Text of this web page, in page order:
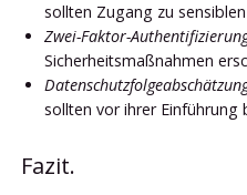
sollten Zugang zu
Zwei-Faktor-
Sicherheitsmaßnahmen
sollten vor ihrer Einführung
Fazit.